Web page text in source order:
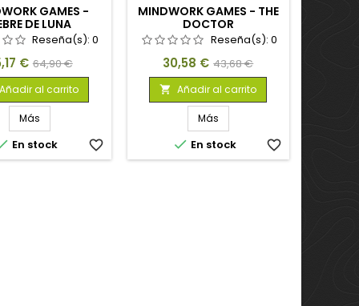
GAMES -
DE LUNA
Reseña(s):0
€ Precio
base
64,90 €
Añadir al carrito
Más
En stock favorite_border
MINDWORK GAMES - THE
DOCTOR
Reseña(s): 0
Precio
30,58 € Precio
base
43,68 €
 Añadir al carrito
Más
 En stock favorite_border